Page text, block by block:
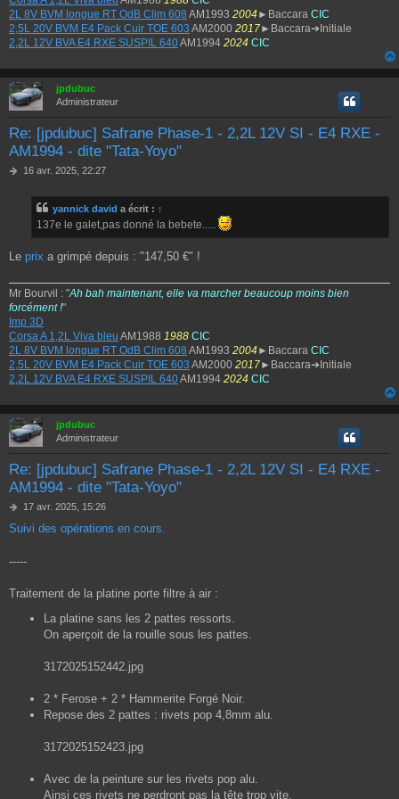
2L 8V BVM longue RT OdB Clim 608 AM1993 2004 ►Baccara CIC
2,5L 20V BVM E4 Pack Cuir TOE 603 AM2000 2017►Baccara➔Initiale
2,2L 12V BVA E4 RXE SUSPIL 640AM1994 2024 CIC
jpdubuc
Administrateur
Re: [jpdubuc] Safrane Phase-1 - 2,2L 12V SI - E4 RXE -
AM1994 - dite "Tata-Yoyo"
M16 avr. 2025, 22:27
yannick david a écrit : ↑
137e le galet,pas donné la bebete.....
Le prix a grimpé depuis : "147,50 €" !
Mr Bourvil : "Ah bah maintenant, elle va marcher beaucoup moins bien
forcément !"
Imp 3D
Corsa A 1,2L Viva bleu AM1988 1988 CIC
2L 8V BVM longue RT OdB Clim 608 AM1993 2004 ►Baccara CIC
2,5L 20V BVM E4 Pack Cuir TOE 603 AM2000 2017►Baccara➔Initiale
2,2L 12V BVA E4 RXE SUSPIL 640AM1994 2024 CIC
jpdubuc
Administrateur
Re: [jpdubuc] Safrane Phase-1 - 2,2L 12V SI - E4 RXE -
AM1994 - dite "Tata-Yoyo"
M
s
17 avr. 2025, 15:26
Suivi des opérations en cours.
-----
Traitement de la platine porte filtre à air :
La platine sans les 2 pattes ressorts.
On aperçoit de la rouille sous les pattes.
3172025152442.jpg
2 * Ferose + 2 * Hammerite Forgé Noir.
Repose des 2 pattes : rivets pop 4,8mm alu.
3172025152423.jpg
Avec de la peinture sur les rivets pop alu.
Ainsi ces rivets ne perdront pas la tête trop vite.